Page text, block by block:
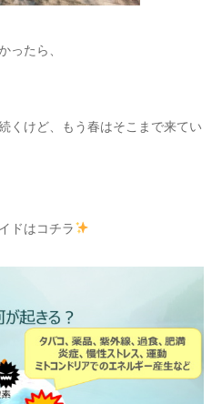
ったら、
くけど、もう春はそこまで来てい
ドはコチラ